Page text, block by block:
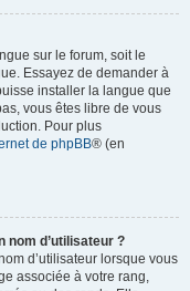
sur le forum, soit le
Essayez de demander à
installer la langue que
vous êtes libre de vous
Pour plus
de phpBB® (en
nom d’utilisateur ?
d’utilisateur lorsque vous
associée à votre rang,